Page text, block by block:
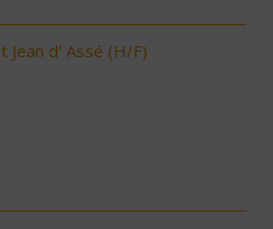
Jean d' Assé (H/F)